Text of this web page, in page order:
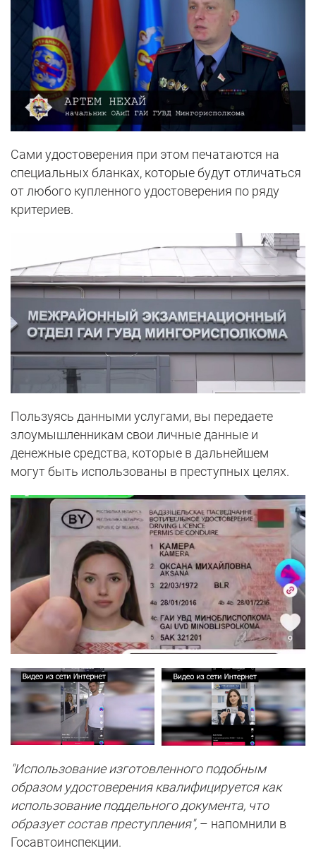
Сами удостоверения при этом печатаются на
специальных бланках, которые будут отличаться
от любого купленного удостоверения по ряду
критериев.
Пользуясь данными услугами, вы передаете
злоумышленникам свои личные данные и
денежные средства, которые в дальнейшем
могут быть использованы в преступных целях.
"Использование изготовленного подобным
образом удостоверения квалифицируется как
использование поддельного документа, что
образует состав преступления", – напомнили в
Госавтоинспекции.